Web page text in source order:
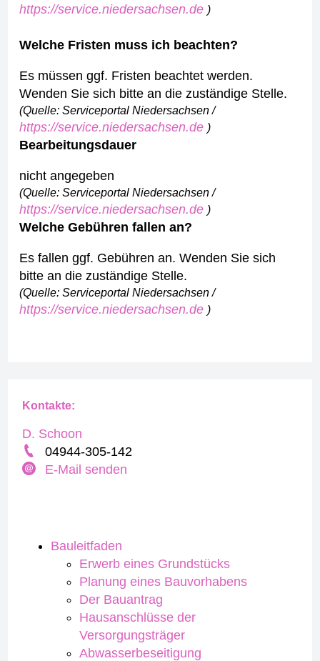
https://service.niedersachsen.de )
Welche Fristen muss ich beachten?
Es müssen ggf. Fristen beachtet werden.
Wenden Sie sich bitte an die zuständige Stelle.
(Quelle: Serviceportal Niedersachsen /
https://service.niedersachsen.de )
Bearbeitungsdauer
nicht angegeben
(Quelle: Serviceportal Niedersachsen /
https://service.niedersachsen.de )
Welche Gebühren fallen an?
Es fallen ggf. Gebühren an. Wenden Sie sich
bitte an die zuständige Stelle.
(Quelle: Serviceportal Niedersachsen /
https://service.niedersachsen.de )
Bauleitfaden
Erwerb eines Grundstücks
Planung eines Bauvorhabens
Der Bauantrag
Hausanschlüsse der
Versorgungsträger
Abwasserbeseitigung
Kontakte:
D. Schoon
04944-305-142
E-Mail senden